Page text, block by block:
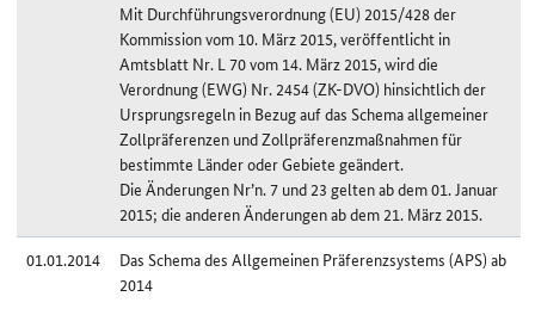
Mit Durchführungsverordnung (EU) 2015/428 der
Kommission vom 10. März 2015, veröffentlicht in
Amtsblatt Nr. L 70 vom 14. März 2015, wird die
Verordnung (EWG) Nr. 2454 (ZK-DVO) hinsichtlich der
Ursprungsregeln in Bezug auf das Schema allgemeiner
Zollpräferenzen und Zollpräferenzmaßnahmen für
bestimmte Länder oder Gebiete geändert.
Die Änderungen Nr’n. 7 und 23 gelten ab dem 01. Januar
2015; die anderen Änderungen ab dem 21. März 2015.
01.01.2014
Das Schema des Allgemeinen Präferenzsystems (APS) ab
2014